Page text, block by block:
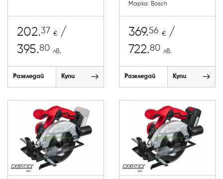
202.37 € /
395.80 лв.
Разгледай Купи
Марка: Bosch
369.56 € /
722.80 лв.
Разгледай Купи